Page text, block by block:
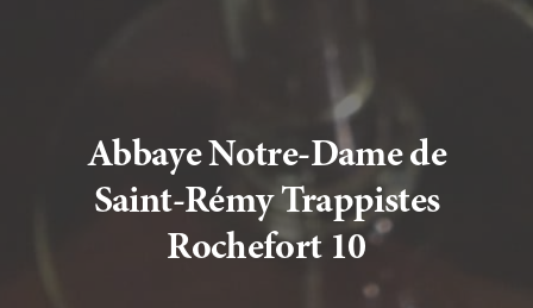
Abbaye Notre-Dame de
Saint-Rémy Trappistes
Rochefort 10